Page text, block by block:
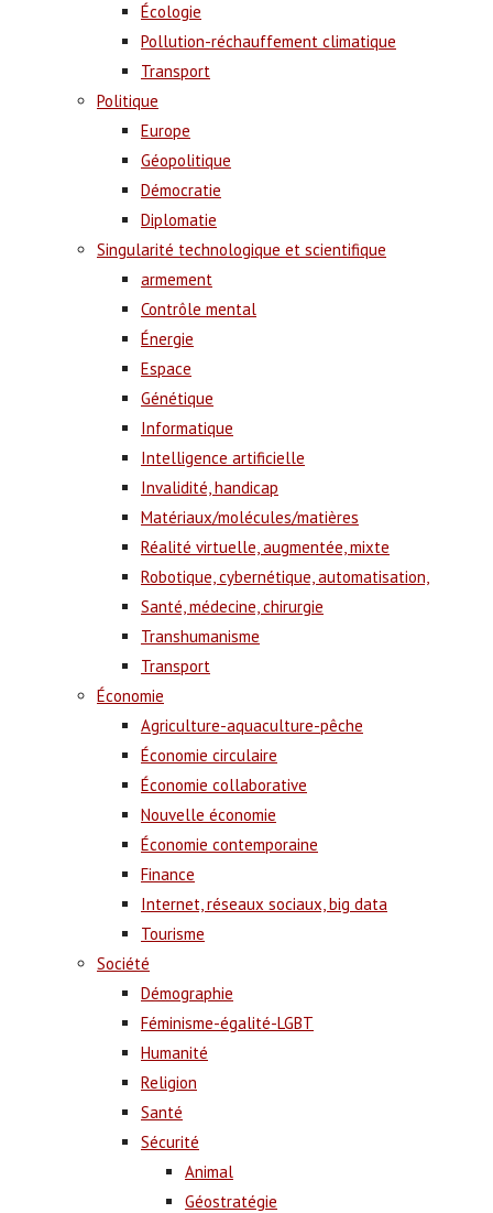
Écologie
Pollution-réchauffement climatique
Transport
Politique
Europe
Géopolitique
Démocratie
Diplomatie
Singularité technologique et scientifique
armement
Contrôle mental
Énergie
Espace
Génétique
Informatique
Intelligence artificielle
Invalidité, handicap
Matériaux/molécules/matières
Réalité virtuelle, augmentée, mixte
Robotique, cybernétique, automatisation,
Santé, médecine, chirurgie
Transhumanisme
Transport
Économie
Agriculture-aquaculture-pêche
Économie circulaire
Économie collaborative
Nouvelle économie
Économie contemporaine
Finance
Internet, réseaux sociaux, big data
Tourisme
Société
Démographie
Féminisme-égalité-LGBT
Humanité
Religion
Santé
Sécurité
Animal
Géostratégie